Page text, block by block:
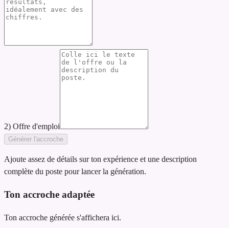
2) Offre d'emploi
Générer l'accroche
Ajoute assez de détails sur ton expérience et une description
complète du poste pour lancer la génération.
Ton accroche adaptée
Ton accroche générée s'affichera ici.